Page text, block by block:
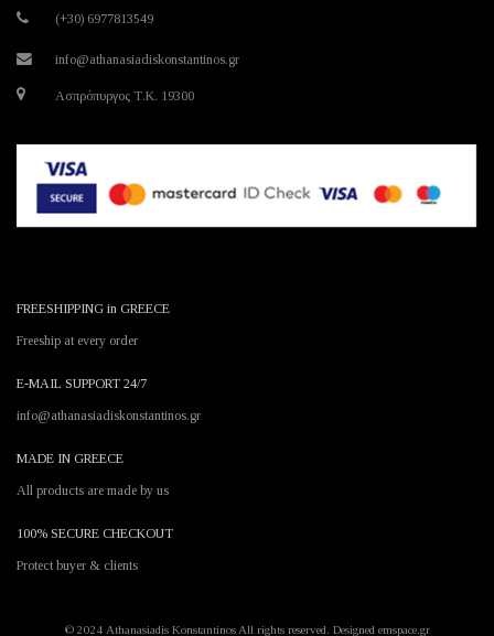
(+30) 6977813549
info@athanasiadiskonstantinos.gr
Ασπρόπυργος Τ.Κ. 19300
FREESHIPPING in GREECE
Freeship at every order
E-MAIL SUPPORT 24/7
info@athanasiadiskonstantinos.gr
MADE IN GREECE
All products are made by us
100% SECURE CHECKOUT
Protect buyer & clients
© 2024 Athanasiadis Konstantinos All rights reserved. Designed emspace.gr